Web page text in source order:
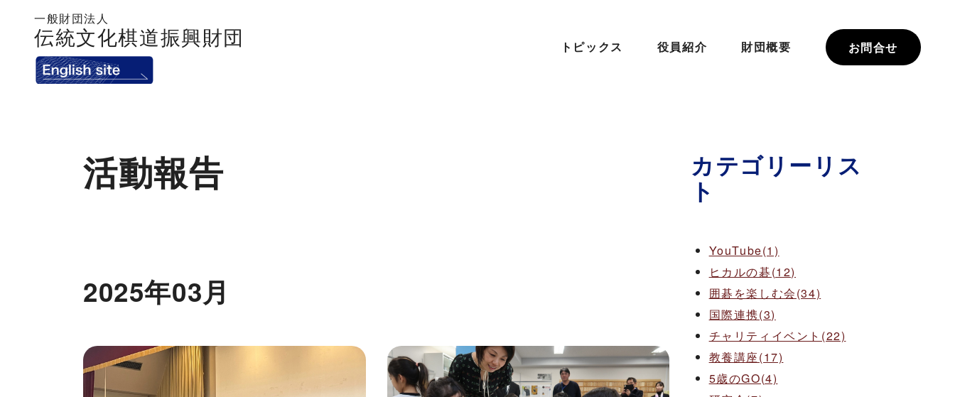
一般財団法人
伝統文化棋道振興財団 トピックス 役員紹介 財団概要 お問合せ
活動報告
2025年03月
カテゴリーリス
ト
YouTube(1)
ヒカルの碁(12)
囲碁を楽しむ会(34)
国際連携(3)
チャリティイベント(22)
教養講座(17)
5歳のGO(4)